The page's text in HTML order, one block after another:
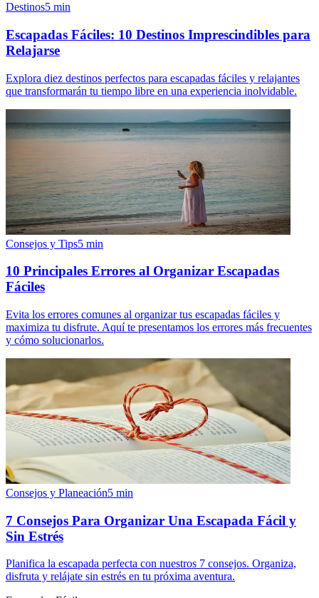
Destinos5 min
Escapadas Fáciles: 10 Destinos Imprescindibles para
Relajarse
Explora diez destinos perfectos para escapadas fáciles y relajantes
que transformarán tu tiempo libre en una experiencia inolvidable.
Consejos y Tips5 min
10 Principales Errores al Organizar Escapadas
Fáciles
Evita los errores comunes al organizar tus escapadas fáciles y
maximiza tu disfrute. Aquí te presentamos los errores más frecuentes
y cómo solucionarlos.
Consejos y Planeación5 min
7 Consejos Para Organizar Una Escapada Fácil y
Sin Estrés
Planifica la escapada perfecta con nuestros 7 consejos. Organiza,
disfruta y relájate sin estrés en tu próxima aventura.